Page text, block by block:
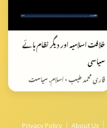
خلافت اسلاميه اور دیگر نظام ہائے
سیاسی
قاری محمد طیب • اسلام, سیاست
Privacy Policy | About Us |